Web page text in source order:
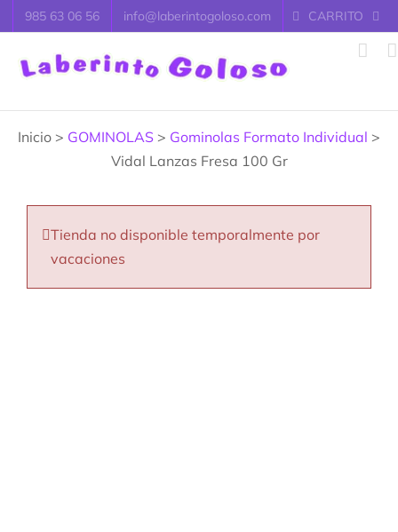
Saltar
al
contenido
985 63 06 56 info@laberintogoloso.com CARRITO
Inicio > GOMINOLAS > Gominolas Formato Individual >
Vidal Lanzas Fresa 100 Gr
Tienda no disponible temporalmente por
vacaciones